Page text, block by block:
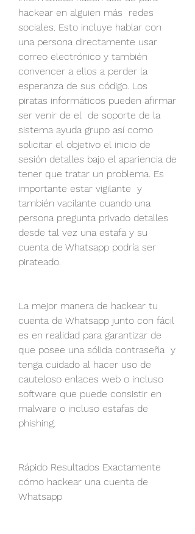
hackear en alguien más  redes
sociales. Esto incluye hablar con
una persona directamente usar
correo electrónico y también
convencer a ellos a perder la
esperanza de sus código. Los
piratas informáticos pueden afirmar
ser venir de el  de soporte de la
sistema ayuda grupo así como
solicitar el objetivo el inicio de
sesión detalles bajo el apariencia de
tener que tratar un problema. Es
importante estar vigilante  y
también vacilante cuando una
persona pregunta privado detalles
desde tal vez una estafa y su
cuenta de Whatsapp podría ser
pirateado.
La mejor manera de hackear tu
cuenta de Whatsapp junto con fácil
es en realidad para garantizar de
que posee una sólida contraseña  y
tenga cuidado al hacer uso de
cauteloso enlaces web o incluso
software que puede consistir en
malware o incluso estafas de
phishing.
Rápido Resultados Exactamente
cómo hackear una cuenta de
Whatsapp